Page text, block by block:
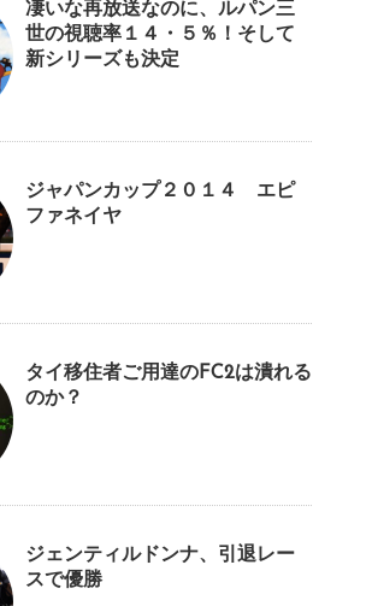
凄いな再放送なのに、ルパン三
世の視聴率１４・５％！そして
新シリーズも決定
ジャパンカップ２０１４ エピ
ファネイヤ
タイ移住者ご用達のFC2は潰れる
のか？
ジェンティルドンナ、引退レー
スで優勝